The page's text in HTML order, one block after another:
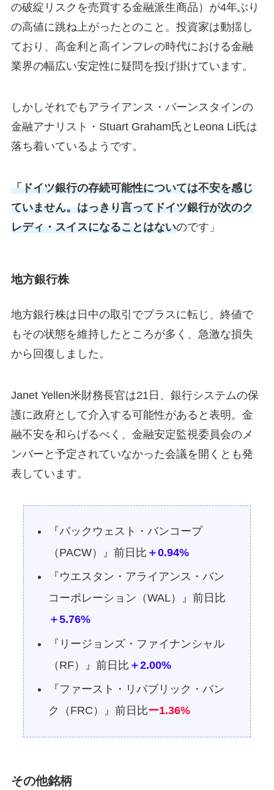
の破綻リスクを売買する金融派生商品）が4年ぶり
の高値に跳ね上がったとのこと。投資家は動揺し
ており、高金利と高インフレの時代における金融
業界の幅広い安定性に疑問を投げ掛けています。
しかしそれでもアライアンス・バーンスタインの
金融アナリスト・Stuart Graham氏とLeona Li氏は
落ち着いているようです。
「ドイツ銀行の存続可能性については不安を感じ
ていません。はっきり言ってドイツ銀行が次のク
レディ・スイスになることはないのです」
地方銀行株
地方銀行株は日中の取引でプラスに転じ、終値で
もその状態を維持したところが多く、急激な損失
から回復しました。
Janet Yellen米財務長官は21日、銀行システムの保
護に政府として介入する可能性があると表明。金
融不安を和らげるべく、金融安定監視委員会のメ
ンバーと予定されていなかった会議を開くとも発
表しています。
『パックウェスト・バンコープ
（PACW）』前日比 ＋0.94%
『ウエスタン・アライアンス・バン
コーポレーション（WAL）』前日比
＋5.76%
『リージョンズ・ファイナンシャル
（RF）』前日比 ＋2.00%
『ファースト・リパブリック・バン
ク（FRC）』前日比ー1.36%
その他銘柄